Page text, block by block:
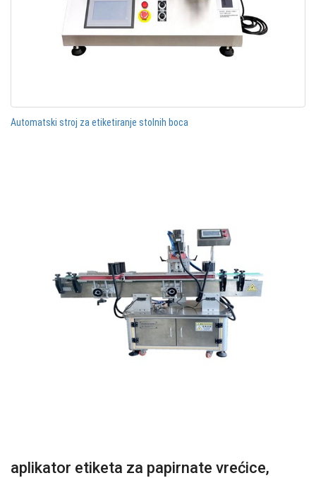
Automatski stroj za etiketiranje stolnih boca
aplikator etiketa za papirnate vrećice,